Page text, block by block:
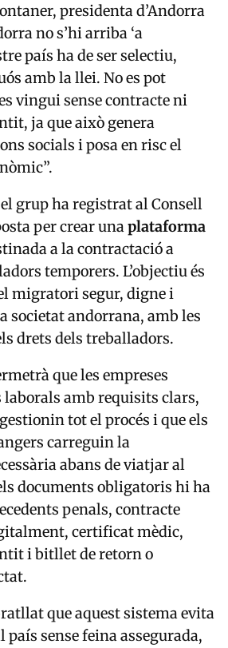
presidenta d’Andorra
no s’hi arriba ‘a
país ha de ser selectiu,
amb la llei. No es pot
vingui sense contracte ni
ja que això genera
socials i posa en risc el
grup ha registrat al Consell
per crear unaplataforma
a la contractació a
temporers. L’objectiu és
migratori segur, digne i
societat andorrana, amb les
drets dels treballadors.
que les empreses
amb requisits clars,
tot el procés i que els
carreguin la
abans de viatjar al
documents obligatoris hi ha
penals, contracte
certificat mèdic,
i bitllet de retorn o
que aquest sistema evita
sense feina assegurada,